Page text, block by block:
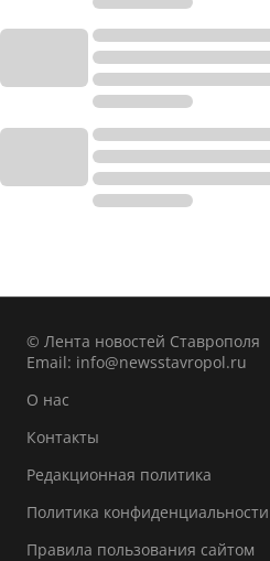
© Лента новостей Ставрополя
Email: info@newsstavropol.ru
О нас
Контакты
Редакционная политика
Политика конфиденциальности
Правила пользования сайтом